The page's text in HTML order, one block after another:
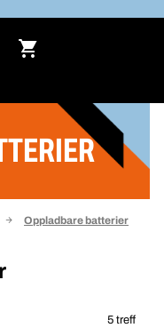
Oppladbare batterier
5 treff